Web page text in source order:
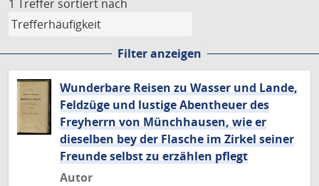
1 Treffer sortiert nach
Filter anzeigen
Wunderbare Reisen zu Wasser und Lande,
Feldzüge und lustige Abentheuer des
Freyherrn von Münchhausen, wie er
dieselben bey der Flasche im Zirkel seiner
Freunde selbst zu erzählen pflegt
Autor